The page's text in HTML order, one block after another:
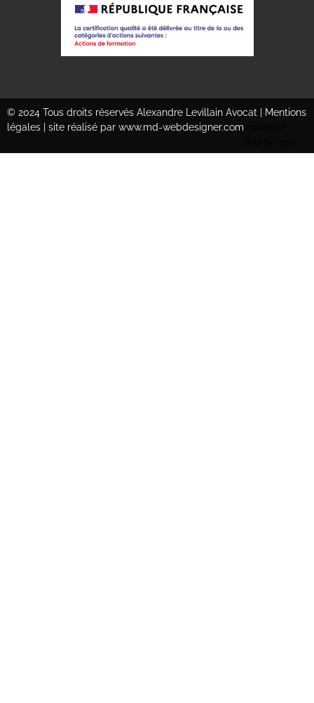
© 2024 Tous droits réservés Alexandre Levillain Avocat |
Mentions
légales
site réalisé par www.md-webdesigner.com